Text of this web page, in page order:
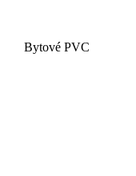
Bytové PVC